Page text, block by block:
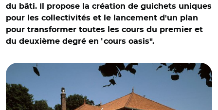
du bâti. Il propose la création de guichets uniques
pour les collectivités et le lancement d'un plan
pour transformer toutes les cours du premier et
du deuxième degré en "cours oasis".
© Région Île-de-France, Laurent Kruszyk, ADAGP CC BY-